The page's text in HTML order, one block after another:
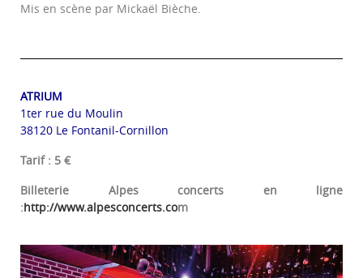
Mis en scène par Mickaël Bièche.
ATRIUM
1ter rue du Moulin
38120 Le Fontanil-Cornillon
Tarif : 5 €
Billeterie Alpes concerts en ligne
:http://www.alpesconcerts.com